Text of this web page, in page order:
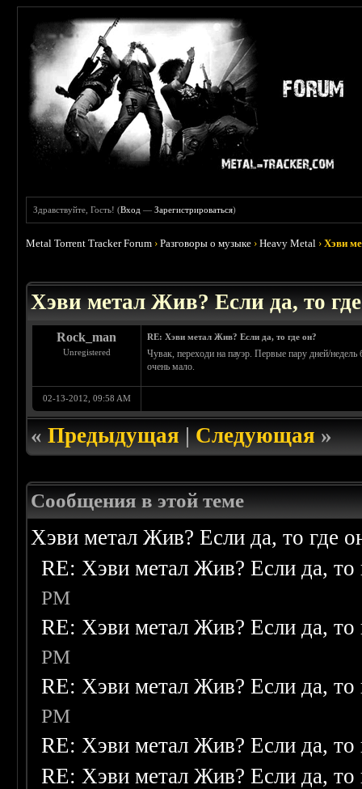
Здравствуйте, Гость! (Вход —Зарегистрироваться)
Metal Torrent Tracker Forum ›Разговоры о музыке ›Heavy Metal ›Хэви
Хэви метал Жив? Если да, то
Rock_man
Unregistered
RE: Хэви метал Жив? Если да, то где он?
Чувак, переходи на пауэр. Первые пару дней/
очень мало.
02-13-2012, 09:58 AM
«Предыдущая|Следующая»
Сообщения в этой теме
Хэви метал Жив? Если да, то где
RE: Хэви метал Жив? Если да, то
PM
RE: Хэви метал Жив? Если да, то
PM
RE: Хэви метал Жив? Если да, то
PM
RE: Хэви метал Жив? Если да, то
RE: Хэви метал Жив? Если да, то